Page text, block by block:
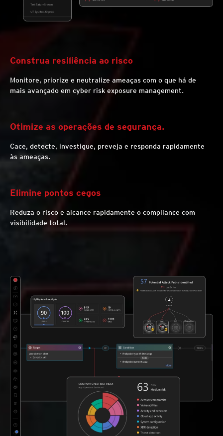
Construa resiliência ao risco
Monitore, priorize e neutralize ameaças com o que há de
mais avançado em cyber risk exposure management.
Otimize as operações de segurança.
Cace, detecte, investigue, preveja e responda rapidamente
às ameaças.
Elimine pontos cegos
Reduza o risco e alcance rapidamente o compliance com
visibilidade total.